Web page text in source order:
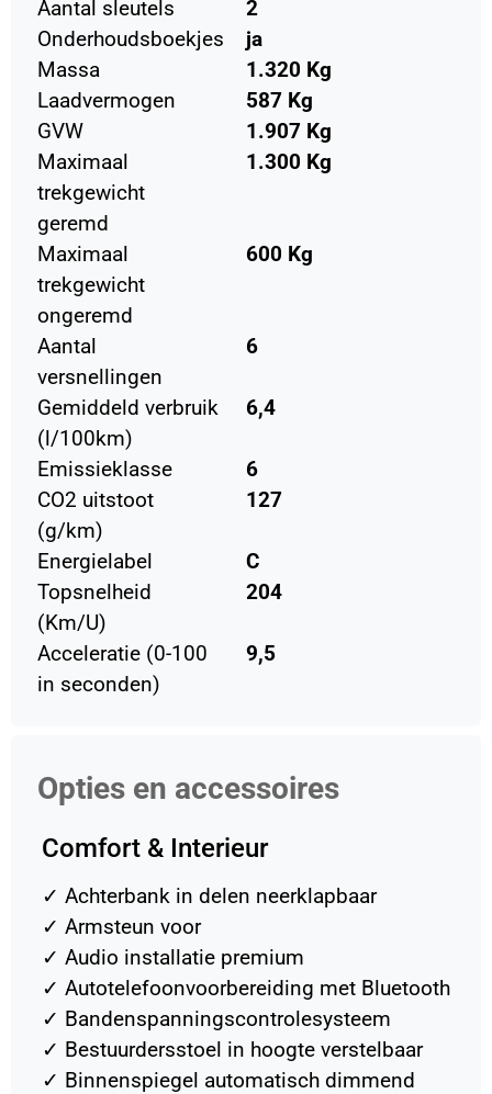
Aantal sleutels
2
Onderhoudsboekjes
ja
Massa
1.320 Kg
Laadvermogen
587 Kg
GVW
1.907 Kg
Maximaal
trekgewicht
geremd
1.300 Kg
Maximaal
trekgewicht
ongeremd
600 Kg
Aantal
versnellingen
6
Gemiddeld verbruik
(l/100km)
6,4
Emissieklasse
6
CO2 uitstoot
(g/km)
127
Energielabel
C
Topsnelheid
(Km/U)
204
Acceleratie (0-100
in seconden)
9,5
Opties en accessoires
Comfort & Interieur
✓ Achterbank in delen neerklapbaar
✓ Armsteun voor
✓ Audio installatie premium
✓ Autotelefoonvoorbereiding met Bluetooth
✓ Bandenspanningscontrolesysteem
✓ Bestuurdersstoel in hoogte verstelbaar
✓ Binnenspiegel automatisch dimmend